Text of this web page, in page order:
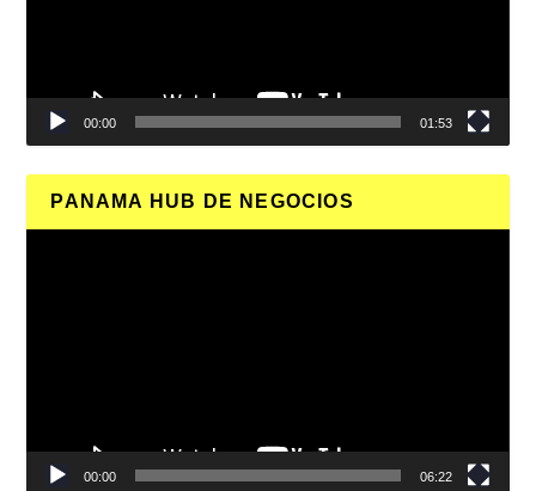
00:00 01:53
PANAMA HUB DE NEGOCIOS
00:00 06:22